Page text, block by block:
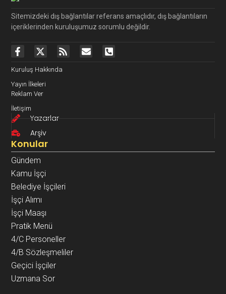
Sitemizdeki dış bağlantılar referans amaçlıdır, dış bağlantıların
içeriklerinden kuruluşumuz sorumlu değildir.
Kuruluş Hakkında
Yayın İlkeleri
Reklam Ver
İletişim
Yazarlar
Arşiv
Konular
Gündem
Kamu İşçi
Belediye İşçileri
İşçi Alımı
İşçi Maaşı
Pratik Menü
4/C Personeller
4/B Sözleşmeliler
Geçici İşçiler
Uzmana Sor